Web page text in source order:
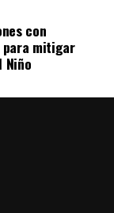
las
con
para mitigar
Niño